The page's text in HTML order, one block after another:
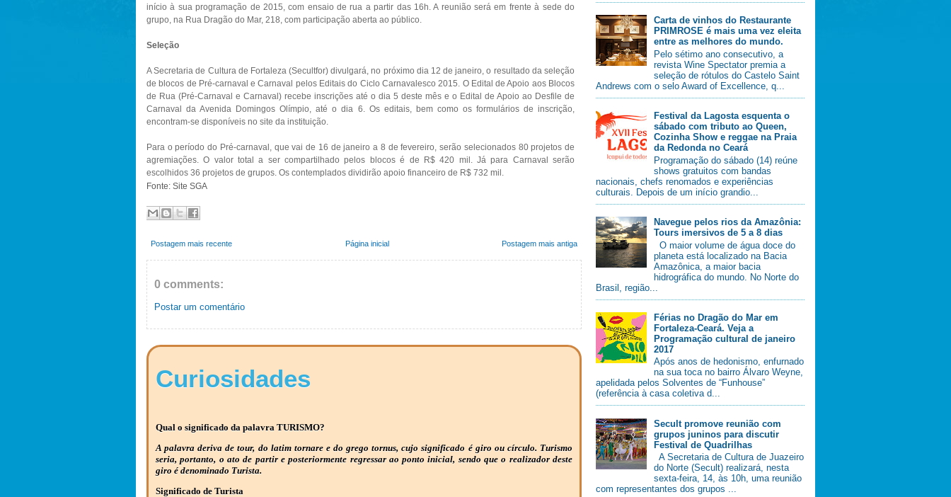
início à sua programação de 2015, com ensaio de rua a partir das 16h. A reunião será em frente à sede do
grupo, na Rua Dragão do Mar, 218, com participação aberta ao público.
Seleção
A Secretaria de Cultura de Fortaleza (Secultfor) divulgará, no próximo dia 12 de janeiro, o resultado da seleção
de blocos de Pré-carnaval e Carnaval pelos Editais do Ciclo Carnavalesco 2015. O Edital de Apoio aos Blocos
de Rua (Pré-Carnaval e Carnaval) recebe inscrições até o dia 5 deste mês e o Edital de Apoio ao Desfile de
Carnaval da Avenida Domingos Olímpio, até o dia 6. Os editais, bem como os formulários de inscrição,
encontram-se disponíveis no site da instituição.
Para o período do Pré-carnaval, que vai de 16 de janeiro a 8 de fevereiro, serão selecionados 80 projetos de
agremiações. O valor total a ser compartilhado pelos blocos é de R$ 420 mil. Já para Carnaval serão
escolhidos 36 projetos de grupos. Os contemplados dividirão apoio financeiro de R$ 732 mil.
Fonte: Site SGA
Postagem mais recente Postagem mais antiga
Página inicial
0 comments:
Postar um comentário
Curiosidades
Qual o significado da palavra TURISMO?
A palavra deriva de tour, do latim tornare e do grego tornus, cujo significado é giro ou círculo. Turismo
seria, portanto, o ato de partir e posteriormente regressar ao ponto inicial, sendo que o realizador deste
giro é denominado Turista.
Significado de Turista
Carta de vinhos do Restaurante
PRIMROSE é mais uma vez eleita
entre as melhores do mundo.
Pelo sétimo ano consecutivo, a
revista Wine Spectator premia a
seleção de rótulos do Castelo Saint
Andrews com o selo Award of Excellence, q...
Festival da Lagosta esquenta o
sábado com tributo ao Queen,
Cozinha Show e reggae na Praia
da Redonda no Ceará
Programação do sábado (14) reúne
shows gratuitos com bandas
nacionais, chefs renomados e experiências
culturais. Depois de um início grandio...
Navegue pelos rios da Amazônia:
Tours imersivos de 5 a 8 dias
O maior volume de água doce do
planeta está localizado na Bacia
Amazônica, a maior bacia
hidrográfica do mundo. No Norte do
Brasil, região...
Férias no Dragão do Mar em
Fortaleza-Ceará. Veja a
Programação cultural de janeiro
2017
Após anos de hedonismo, enfurnado
na sua toca no bairro Álvaro Weyne,
apelidada pelos Solventes de “Funhouse”
(referência à casa coletiva d...
Secult promove reunião com
grupos juninos para discutir
Festival de Quadrilhas
A Secretaria de Cultura de Juazeiro
do Norte (Secult) realizará, nesta
sexta-feira, 14, às 10h, uma reunião
com representantes dos grupos ...